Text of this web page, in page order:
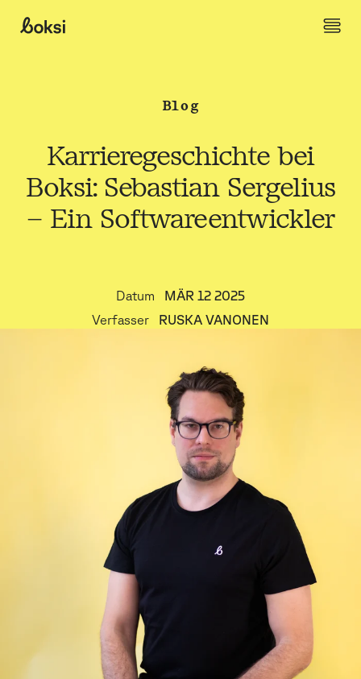
Boksi
Blog
Karrieregeschichte bei
Boksi: Sebastian Sergelius
– Ein Softwareentwickler
Datum
MÄR 12 2025
Verfasser
RUSKA VANONEN